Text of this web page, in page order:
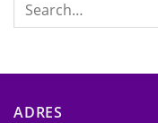
ADRES